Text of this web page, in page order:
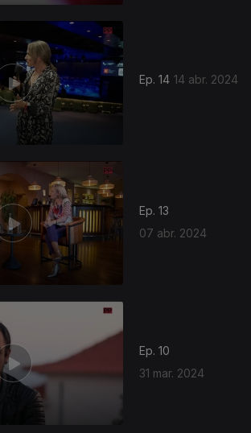
Ep. 14 14 abr. 2024
Ep. 13
07 abr. 2024
Ep. 10
31 mar. 2024